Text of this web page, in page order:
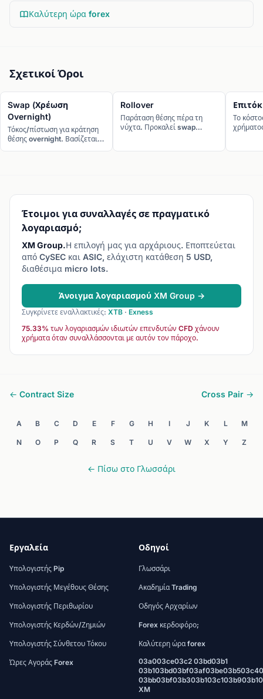
Καλύτερη ώρα forex
Σχετικοί Όροι
Swap (Χρέωση
Overnight)
Τόκος/πίστωση για κράτηση
θέσης overnight. Βασίζεται
Rollover
Παράταση θέσης πέρα τη
νύχτα. Προκαλεί swap
Το
Έτοιμοι για συναλλαγές σε πραγματικό
λογαριασμό;
XM Group.Η επιλογή μας για αρχάριους. Εποπτεύεται
από CySEC και ASIC, ελάχιστη κατάθεση 5 USD,
διαθέσιμα micro lots.
Άνοιγμα λογαριασμού XM Group →
Συγκρίνετε εναλλακτικές: XTB · Exness
75.33% των λογαριασμών ιδιωτών επενδυτών CFD χάνουν
χρήματα όταν συναλλάσσονται με αυτόν τον πάροχο.
← Contract Size Cross Pair →
A B C D E F G H I J K L M
N O P Q R S T U V W X Y Z
← Πίσω στο Γλωσσάρι
Εργαλεία
Υπολογιστής Pip
Υπολογιστής Μεγέθους Θέσης
Υπολογιστής Περιθωρίου
Υπολογιστής Κερδών/Ζημιών
Υπολογιστής Σύνθετου Τόκου
Ώρες Αγοράς Forex
Οδηγοί
Γλωσσάρι
Ακαδημία Trading
Οδηγός Αρχαρίων
Forex κερδοφόρο;
Καλύτερη ώρα forex
03a003ce03c2 03bd03b1
XM